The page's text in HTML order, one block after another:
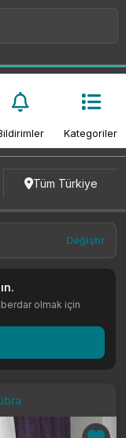
Kategoriler
Tüm Türkiye
Değiştir
olmak için